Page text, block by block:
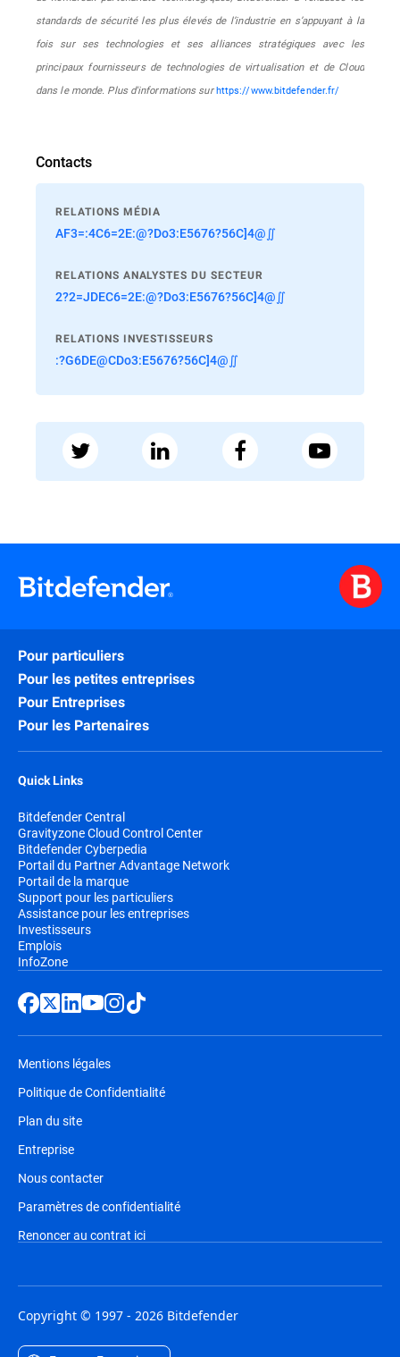
standards de sécurité les plus élevés de l’industrie en s’appuyant à la
fois sur ses technologies et ses alliances stratégiques avec les
principaux fournisseurs de technologies de virtualisation et de Cloud
dans le monde. Plus d'informations surhttps://www.bitdefender.fr/
Contacts
RELATIONS MÉDIA
AF3=:4C6=2E:@?Do3:E5676?56C]4@∬
RELATIONS ANALYSTES DU SECTEUR
2?2=JDEC6=2E:@?Do3:E5676?56C]4@∬
RELATIONS INVESTISSEURS
:?G6DE@CDo3:E5676?56C]4@∬
Pour particuliers
Pour les petites entreprises
Pour Entreprises
Pour les Partenaires
Quick Links
Bitdefender Central
Gravityzone Cloud Control Center
Bitdefender Cyberpedia
Portail du Partner Advantage Network
Portail de la marque
Support pour les particuliers
Assistance pour les entreprises
Investisseurs
Emplois
InfoZone
Mentions légales
Politique de Confidentialité
Plan du site
Entreprise
Nous contacter
Paramètres de confidentialité
Renoncer au contrat ici
Copyright © 1997 - 2026 Bitdefender